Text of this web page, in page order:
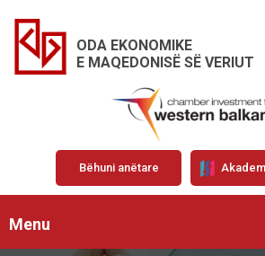
ODA EKONOMIKE
E MAQEDONISË SË VERIUT
Bëhuni anëtare
Menu